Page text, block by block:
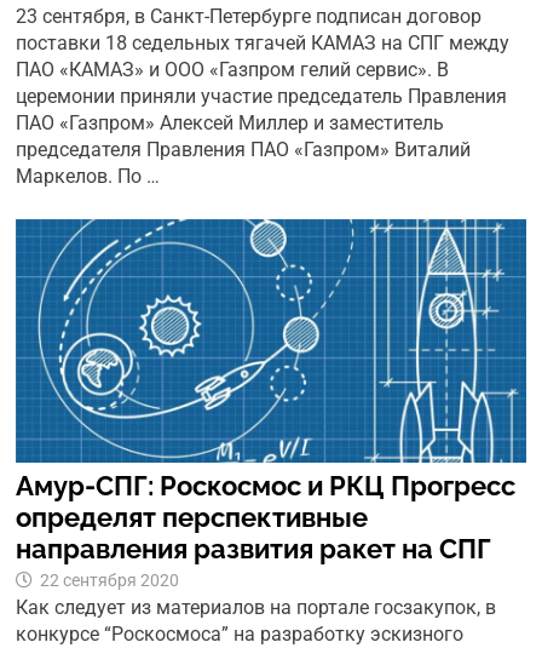
23 сентября, в Санкт-Петербурге подписан договор
поставки 18 седельных тягачей КАМАЗ на СПГ между
ПАО «КАМАЗ» и ООО «Газпром гелий сервис». В
церемонии приняли участие председатель Правления
ПАО «Газпром» Алексей Миллер и заместитель
председателя Правления ПАО «Газпром» Виталий
Маркелов. По …
Амур-СПГ: Роскосмос и РКЦ Прогресс
определят перспективные
направления развития ракет на СПГ
22 сентября 2020
Как следует из материалов на портале госзакупок, в
конкурсе “Роскосмоса” на разработку эскизного